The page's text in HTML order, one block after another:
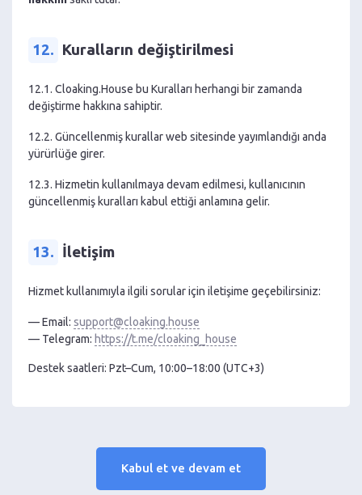
12. Kuralların değiştirilmesi
12.1. Cloaking.House bu Kuralları herhangi bir zamanda
değiştirme hakkına sahiptir.
12.2. Güncellenmiş kurallar web sitesinde yayımlandığı anda
yürürlüğe girer.
12.3. Hizmetin kullanılmaya devam edilmesi, kullanıcının
güncellenmiş kuralları kabul ettiği anlamına gelir.
13. İletişim
Hizmet kullanımıyla ilgili sorular için iletişime geçebilirsiniz:
— Email: support@cloaking.house
— Telegram: https://t.me/cloaking_house
Destek saatleri: Pzt–Cum, 10:00–18:00 (UTC+3)
Kabul et ve devam et